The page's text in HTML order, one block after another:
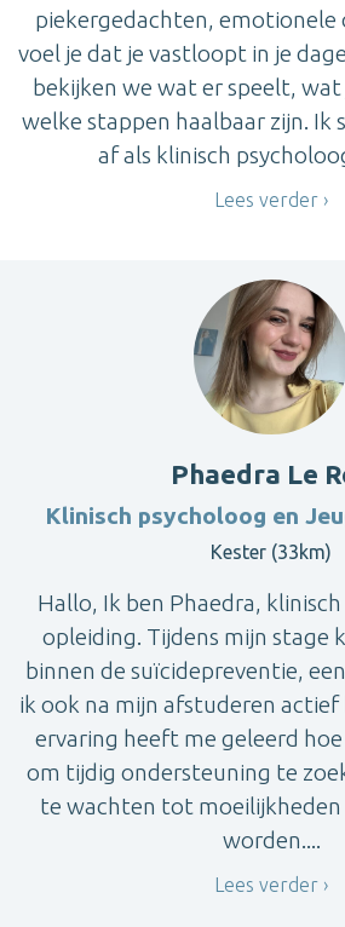
piekergedachten, emotionele
voel je dat je vastloopt in je
bekijken we wat er speelt,
welke stappen haalbaar zijn. Ik
af als klinisch
Lees verder
Phaedra Le
Klinisch psycholoog en
Kester (33km)
Hallo, Ik ben Phaedra,
opleiding. Tijdens mijn stage
binnen de suïcidepreventie,
ik ook na mijn afstuderen actief
ervaring heeft me geleerd
om tijdig ondersteuning te
te wachten tot
worden....
Lees verder